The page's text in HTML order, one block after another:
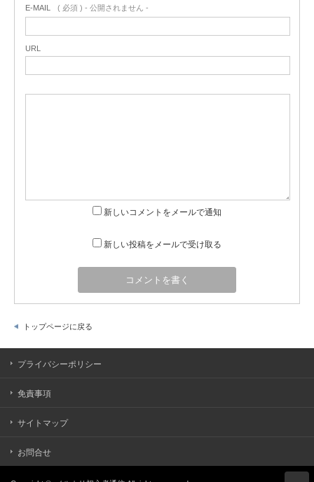
E-MAIL ( 必須 ) - 公開されません -
URL
新しいコメントをメールで通知
新しい投稿をメールで受け取る
トップページに戻る
プライバシーポリシー
免責事項
サイトマップ
お問合せ